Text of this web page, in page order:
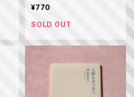
¥770
SOLD OUT